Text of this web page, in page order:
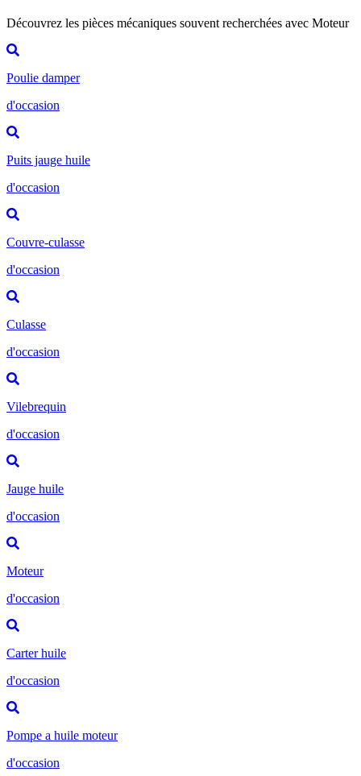
Découvrez les pièces mécaniques souvent recherchées avec Moteur
Poulie damper
d'occasion
Puits jauge huile
d'occasion
Couvre-culasse
d'occasion
Culasse
d'occasion
Vilebrequin
d'occasion
Jauge huile
d'occasion
Moteur
d'occasion
Carter huile
d'occasion
Pompe a huile moteur
d'occasion